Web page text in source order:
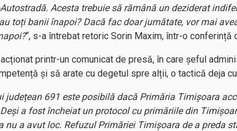
Acesta trebuie să rămână un deziderat
toți banii înapoi? Dacă fac doar jumătate, vor mai
“, s-a întrebat retoric Sorin Maxim, într-o conferință
printr-un comunicat de presă, în care șeful
și să arate cu degetul spre alții, o tactică deja
județean 691 este posibilă dacă Primăria Timișoara
a fost încheiat un protocol cu primăriile din
nu a avut loc. Refuzul Primăriei Timișoara de a preda